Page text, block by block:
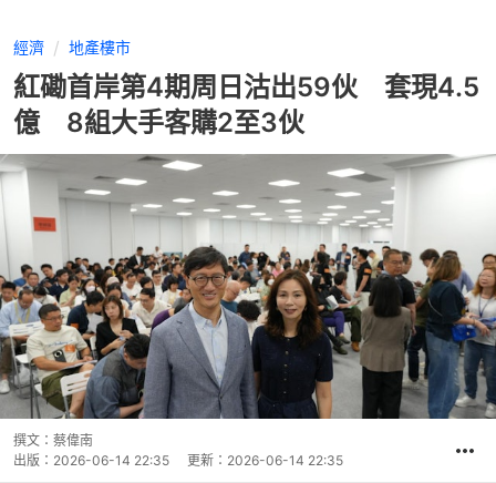
經濟 地產樓市
紅磡首岸第4期周日沽出59伙 套現4.5
億 8組大手客購2至3伙
撰文： 蔡偉南
出版： 2026-06-14 22:35 更新： 2026-06-14 22:35